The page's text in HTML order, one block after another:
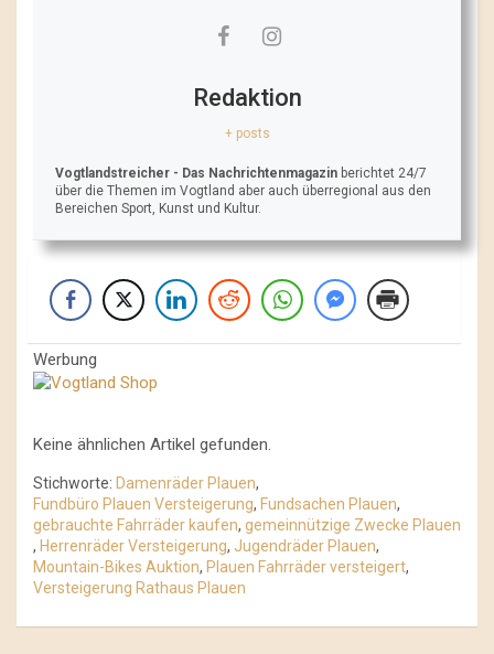
Redaktion
+ posts
Vogtlandstreicher - Das Nachrichtenmagazin berichtet 24/7
über die Themen im Vogtland aber auch überregional aus den
Bereichen Sport, Kunst und Kultur.
Werbung
Keine ähnlichen Artikel gefunden.
Stichworte: Damenräder Plauen,
Fundbüro Plauen Versteigerung, Fundsachen Plauen,
gebrauchte Fahrräder kaufen, gemeinnützige Zwecke Plauen
, Herrenräder Versteigerung, Jugendräder Plauen,
Mountain-Bikes Auktion, Plauen Fahrräder versteigert,
Versteigerung Rathaus Plauen